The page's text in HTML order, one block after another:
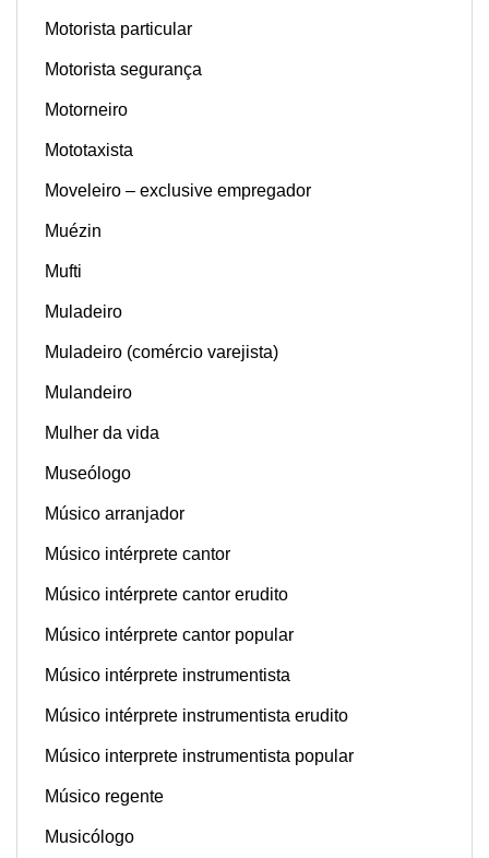
Motorista particular
Motorista segurança
Motorneiro
Mototaxista
Moveleiro – exclusive empregador
Muézin
Mufti
Muladeiro
Muladeiro (comércio varejista)
Mulandeiro
Mulher da vida
Museólogo
Músico arranjador
Músico intérprete cantor
Músico intérprete cantor erudito
Músico intérprete cantor popular
Músico intérprete instrumentista
Músico intérprete instrumentista erudito
Músico interprete instrumentista popular
Músico regente
Musicólogo